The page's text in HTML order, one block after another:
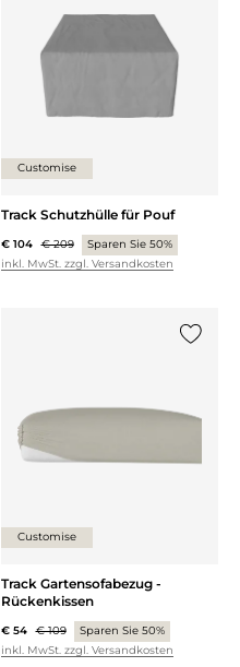
Customise
Track Schutzhülle für Pouf
€ 104 € 209
Sparen Sie 50%
inkl. MwSt. zzgl. Versandkosten
Customise
Track Gartensofabezug -
Rückenkissen
€ 54 € 109
Sparen Sie 50%
inkl. MwSt. zzgl. Versandkosten